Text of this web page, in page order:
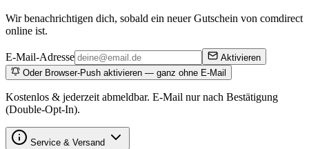
Wir benachrichtigen dich, sobald ein neuer Gutschein von comdirect
online ist.
E-Mail-Adresse
Aktivieren
Oder Browser-Push aktivieren — ganz ohne E-Mail
Kostenlos & jederzeit abmeldbar. E-Mail nur nach Bestätigung
(Double-Opt-In).
Service & Versand